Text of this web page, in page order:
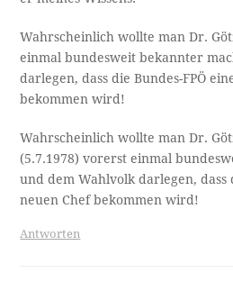
Wahrscheinlich wollte man Dr.
einmal bundesweit bekannter
darlegen, dass die Bundes-FPÖ
bekommen wird!
Wahrscheinlich wollte man Dr.
(5.7.1978) vorerst einmal
und dem Wahlvolk darlegen, dass
neuen Chef bekommen wird!
Antworten